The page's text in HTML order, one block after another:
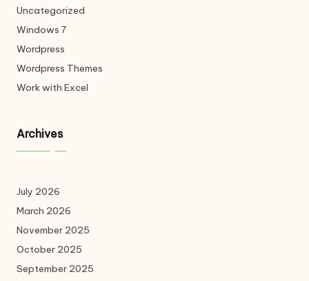
Uncategorized
Windows 7
Wordpress
Wordpress Themes
Work with Excel
Archives
July 2026
March 2026
November 2025
October 2025
September 2025